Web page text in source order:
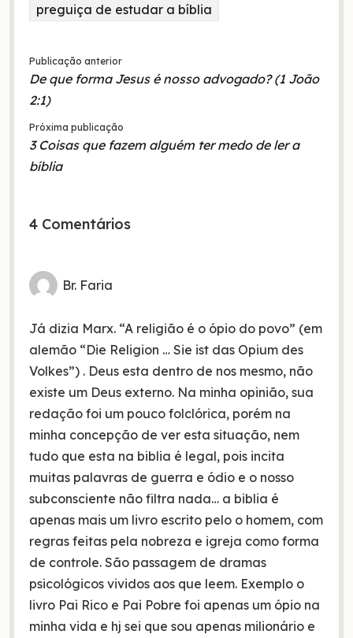
preguiça de estudar a bíblia
Publicação anterior
De que forma Jesus é nosso advogado? (1 João
2:1)
Próxima publicação
3 Coisas que fazem alguém ter medo de ler a
bíblia
4 Comentários
Br. Faria
Já dizia Marx. “A religião é o ópio do povo” (em
alemão “Die Religion … Sie ist das Opium des
Volkes”) . Deus esta dentro de nos mesmo, não
existe um Deus externo. Na minha opinião, sua
redação foi um pouco folclórica, porém na
minha concepção de ver esta situação, nem
tudo que esta na biblia é legal, pois incita
muitas palavras de guerra e ódio e o nosso
subconsciente não filtra nada… a biblia é
apenas mais um livro escrito pelo o homem, com
regras feitas pela nobreza e igreja como forma
de controle. São passagem de dramas
psicológicos vividos aos que leem. Exemplo o
livro Pai Rico e Pai Pobre foi apenas um ópio na
minha vida e hj sei que sou apenas milionário e